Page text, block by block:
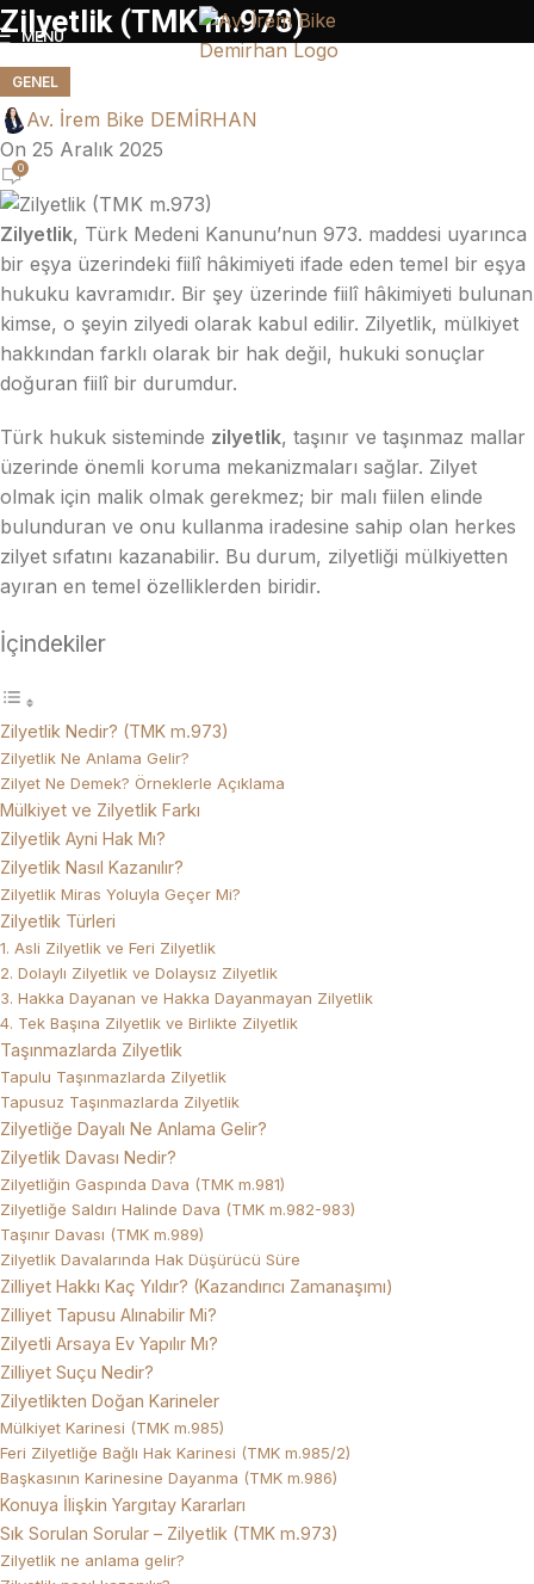
MENÜ
Zilyetlik (TMK m.973)
GENEL
Av. İrem Bike DEMİRHAN
On 25 Aralık 2025
0
Zilyetlik, Türk Medeni Kanunu’nun 973. maddesi uyarınca
bir eşya üzerindeki fiilî hâkimiyeti ifade eden temel bir eşya
hukuku kavramıdır. Bir şey üzerinde fiilî hâkimiyeti bulunan
kimse, o şeyin zilyedi olarak kabul edilir. Zilyetlik, mülkiyet
hakkından farklı olarak bir hak değil, hukuki sonuçlar
doğuran fiilî bir durumdur.
Türk hukuk sisteminde zilyetlik, taşınır ve taşınmaz mallar
üzerinde önemli koruma mekanizmaları sağlar. Zilyet
olmak için malik olmak gerekmez; bir malı fiilen elinde
bulunduran ve onu kullanma iradesine sahip olan herkes
zilyet sıfatını kazanabilir. Bu durum, zilyetliği mülkiyetten
ayıran en temel özelliklerden biridir.
İçindekiler
Zilyetlik Nedir? (TMK m.973)
Zilyetlik Ne Anlama Gelir?
Zilyet Ne Demek? Örneklerle Açıklama
Mülkiyet ve Zilyetlik Farkı
Zilyetlik Ayni Hak Mı?
Zilyetlik Nasıl Kazanılır?
Zilyetlik Miras Yoluyla Geçer Mi?
Zilyetlik Türleri
1. Asli Zilyetlik ve Feri Zilyetlik
2. Dolaylı Zilyetlik ve Dolaysız Zilyetlik
3. Hakka Dayanan ve Hakka Dayanmayan Zilyetlik
4. Tek Başına Zilyetlik ve Birlikte Zilyetlik
Taşınmazlarda Zilyetlik
Tapulu Taşınmazlarda Zilyetlik
Tapusuz Taşınmazlarda Zilyetlik
Zilyetliğe Dayalı Ne Anlama Gelir?
Zilyetlik Davası Nedir?
Zilyetliğin Gaspında Dava (TMK m.981)
Zilyetliğe Saldırı Halinde Dava (TMK m.982-983)
Taşınır Davası (TMK m.989)
Zilyetlik Davalarında Hak Düşürücü Süre
Zilliyet Hakkı Kaç Yıldır? (Kazandırıcı Zamanaşımı)
Zilliyet Tapusu Alınabilir Mi?
Zilyetli Arsaya Ev Yapılır Mı?
Zilliyet Suçu Nedir?
Zilyetlikten Doğan Karineler
Mülkiyet Karinesi (TMK m.985)
Feri Zilyetliğe Bağlı Hak Karinesi (TMK m.985/2)
Başkasının Karinesine Dayanma (TMK m.986)
Konuya İlişkin Yargıtay Kararları
Sık Sorulan Sorular – Zilyetlik (TMK m.973)
Zilyetlik ne anlama gelir?